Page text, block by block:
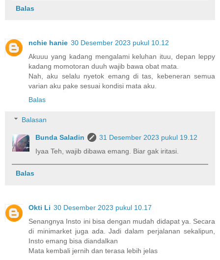
Balas
nchie hanie 30 Desember 2023 pukul 10.12
Akuuu yang kadang mengalami keluhan ituu, depan leppy
kadang momotoran duuh wajib bawa obat mata.
Nah, aku selalu nyetok emang di tas, kebeneran semua
varian aku pake sesuai kondisi mata aku.
Balas
Balasan
Bunda Saladin
31 Desember 2023 pukul 19.12
Iyaa Teh, wajib dibawa emang. Biar gak iritasi.
Balas
Okti Li 30 Desember 2023 pukul 10.17
Senangnya Insto ini bisa dengan mudah didapat ya. Secara
di minimarket juga ada. Jadi dalam perjalanan sekalipun,
Insto emang bisa diandalkan
Mata kembali jernih dan terasa lebih jelas